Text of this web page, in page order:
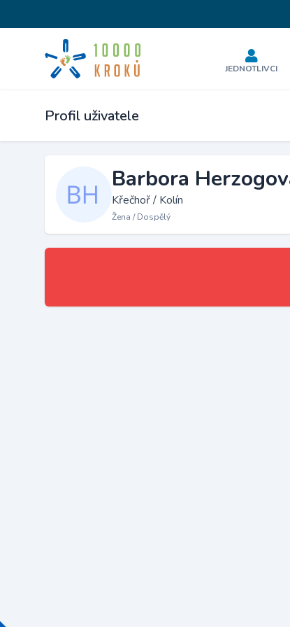
JEDNOTLIVCI
Profil uživatele
Barbora
Křečhoř / Kolín
Žena / Dospělý